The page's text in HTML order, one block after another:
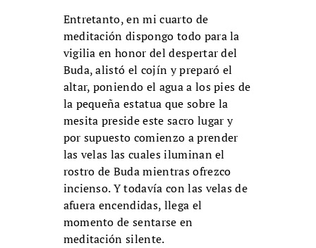
Entretanto, en mi cuarto de
meditación dispongo todo para la
vigilia en honor del despertar del
Buda, alistó el cojín y preparó el
altar, poniendo el agua a los pies de
la pequeña estatua que sobre la
mesita preside este sacro lugar y
por supuesto comienzo a prender
las velas las cuales iluminan el
rostro de Buda mientras ofrezco
incienso. Y todavía con las velas de
afuera encendidas, llega el
momento de sentarse en
meditación silente.